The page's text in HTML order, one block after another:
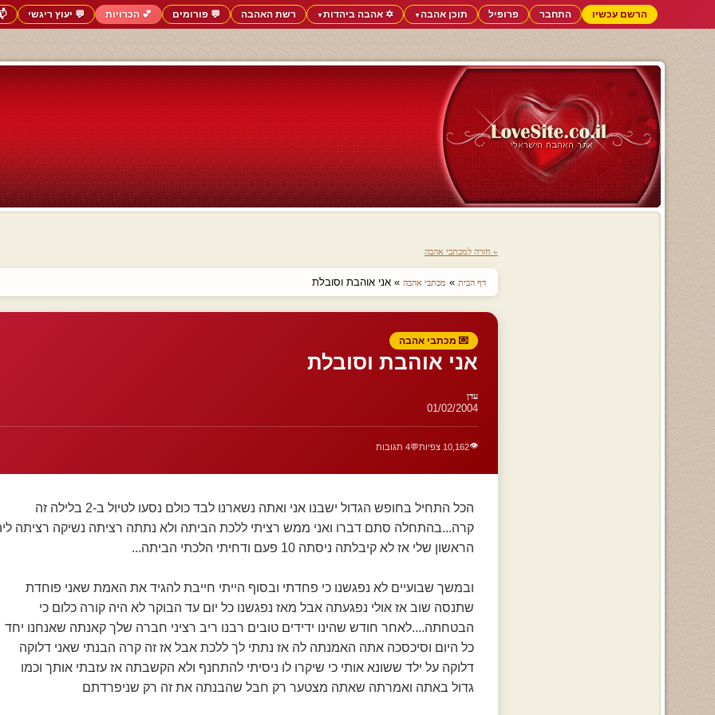
הרשם עכשיו התחבר פרופיל תוכן אהבה▼ ✡️ אהבה ביהדות▼ רשת האהבה 💬 פורומים 💕 הכרויות 💬 יעוץ ריגשי
« חזרה למכתבי אהבה
דף הבית » מכתבי אהבה » אני אוהבת וסובלת
💌 מכתבי אהבה
אני אוהבת וסובלת
עדן
01/02/2004
👁️10,162 צפיות 💬4 תגובות
הכל התחיל בחופש הגדול ישבנו אני ואתה נשארנו לבד כולם נסעו לטיול ב-2 בלילה זה
קרה...בהתחלה סתם דברו ואני ממש רציתי ללכת הביתה ולא נתתה רציתה נשיקה רציתה
הראשון שלי אז לא קיבלתה ניסתה 10 פעם ודחיתי הלכתי הביתה...
ובמשך שבועיים לא נפגשנו כי פחדתי ובסוף הייתי חייבת להגיד את האמת שאני פוחדת
שתנסה שוב אז אולי נפגעתה אבל מאז נפגשנו כל יום עד הבוקר לא היה קורה כלום כי
הבטחתה....לאחר חודש שהינו ידידים טובים רבנו ריב רציני חברה שלך קאנתה שאנחנו יחד
כל היום וסיכסכה אתה האמנתה לה אז נתתי לך ללכת אבל אז זה קרה הבנתי שאני דלוקה
דלוקה על ילד ששונא אותי כי שיקרו לו ניסיתי להתחנף ולא הקשבתה אז עזבתי אותך וכמו
גדול באתה ואמרתה שאתה מצטער רק חבל שהבנתה את זה רק שניפרדתם